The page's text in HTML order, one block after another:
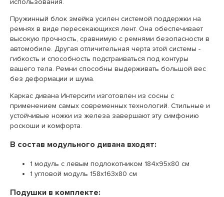
использования.
Пружинный блок змейка усилен системой поддержки на
ремнях в виде пересекающихся лент. Она обеспечивает
высокую прочность, сравнимую с ремнями безопасности в
автомобиле. Другая отличительная черта этой системы -
гибкость и способность подстраиваться под контуры
вашего тела. Ремни способны выдерживать большой вес
без деформации и шума.
Каркас дивана Интерсити изготовлен из сосны с
применением самых современных технологий. Стильные и
устойчивые ножки из железа завершают эту симфонию
роскоши и комфорта.
В состав модульного дивана входят:
1 модуль с левым подлокотником 184х95х80 см
1 угловой модуль 158х163х80 см
Подушки в комплекте: